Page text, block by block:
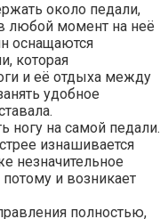
около педали,
любой момент на неё
оснащаются
которая
и её отдыха между
удобное
ногу на самой педали.
изнашивается
незначительное
потому и возникает
полностью,